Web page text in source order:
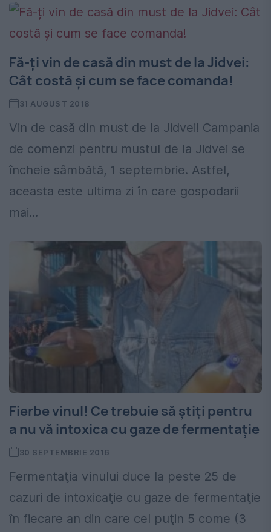
Fă-ți vin de casă din must de la Jidvei:
Cât costă și cum se face comanda!
31 AUGUST 2018
Vin de casă din must de la Jidvei! Campania
de comenzi pentru mustul de la Jidvei se
încheie sâmbătă, 1 septembrie. Astfel,
aceasta este ultima zi în care gospodarii
mai...
Fierbe vinul! Ce trebuie să ştiţi pentru
a nu vă intoxica cu gaze de fermentație
30 SEPTEMBRIE 2016
Fermentaţia vinului duce la peste 25 de
cazuri de intoxicaţie cu gaze de fermentaţie
în fiecare an din care cel puţin 5 come (3